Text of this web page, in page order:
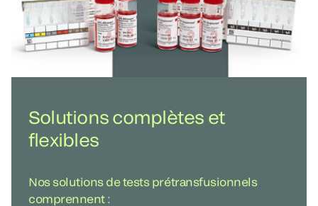
Solutions complètes et
flexibles
Nos solutions de tests prétransfusionnels
comprennent :